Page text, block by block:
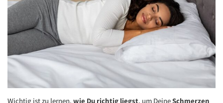
Wichtig ist zu lernen, wie Du richtig liegst, um DeineSchmerzen